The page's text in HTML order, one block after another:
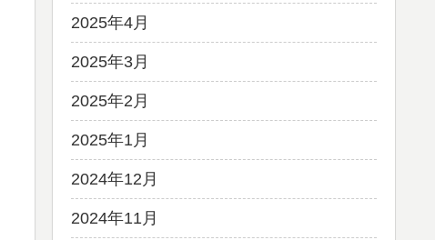
2025年4月
2025年3月
2025年2月
2025年1月
2024年12月
2024年11月